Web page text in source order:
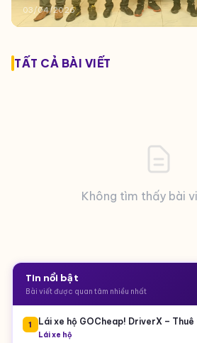
03/04/2026
TẤT CẢ BÀI VIẾT
Không tìm thấy bài
Tin nổi bật
Bài viết được quan tâm nhiều nhất
1 Lái xe hộ GOCheap! DriverX –
Lái xe hộ